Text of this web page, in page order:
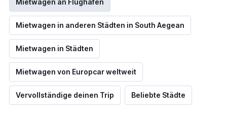
Mietwagen an Flughäfen
Mietwagen in anderen Städten in South Aegean
Mietwagen in Städten
Mietwagen von Europcar weltweit
Vervollständige deinen Trip Beliebte Städte